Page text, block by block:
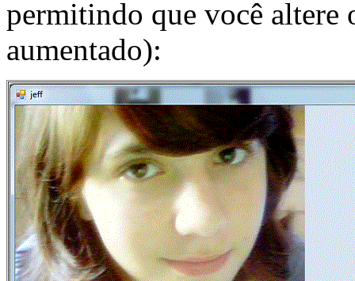
permitindo que você altere
aumentado):